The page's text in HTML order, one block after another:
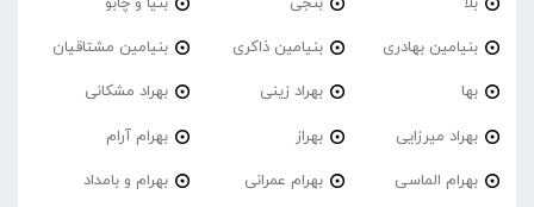
بنیامین بهادری بنیامین ذاکری بنیامین مشتاقیان
بها بهراد زینی بهراد مشکانی
بهراد میرزایی بهراز بهرام آرام
بهرام الماسی بهرام عمرانی بهرام و بامداد